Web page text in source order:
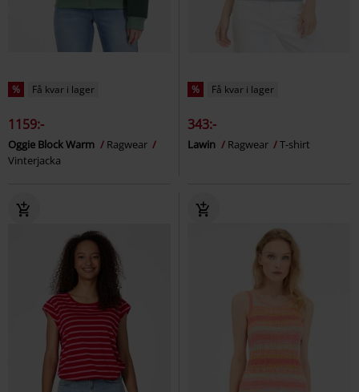
% Få kvar i lager
1159:-
Oggie Block Warm
Ragwear
Vinterjacka
% Få kvar i lager
343:-
Lawin Ragwear T-shirt